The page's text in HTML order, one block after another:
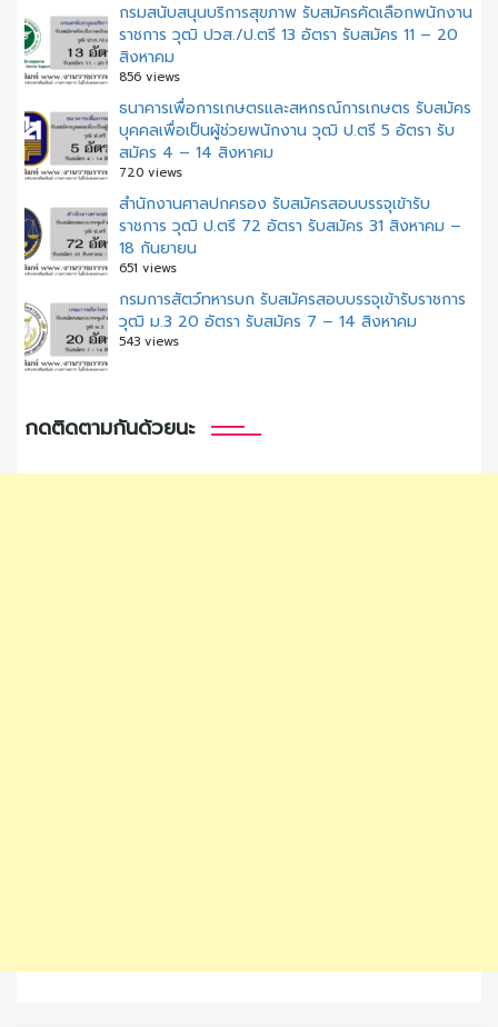
กรมสนับสนุนบริการสุขภาพ รับสมัครคัดเลือกพนักงาน
ราชการ วุฒิ ปวส./ป.ตรี 13 อัตรา รับสมัคร 11 – 20
สิงหาคม
856 views
ธนาคารเพื่อการเกษตรและสหกรณ์การเกษตร รับสมัคร
บุคคลเพื่อเป็นผู้ช่วยพนักงาน วุฒิ ป.ตรี 5 อัตรา รับ
สมัคร 4 – 14 สิงหาคม
720 views
สํานักงานศาลปกครอง รับสมัครสอบบรรจุเข้ารับ
ราชการ วุฒิ ป.ตรี 72 อัตรา รับสมัคร 31 สิงหาคม –
18 กันยายน
651 views
กรมการสัตว์ทหารบก รับสมัครสอบบรรจุเข้ารับราชการ
วุฒิ ม.3 20 อัตรา รับสมัคร 7 – 14 สิงหาคม
543 views
กดติดตามกันด้วยนะ